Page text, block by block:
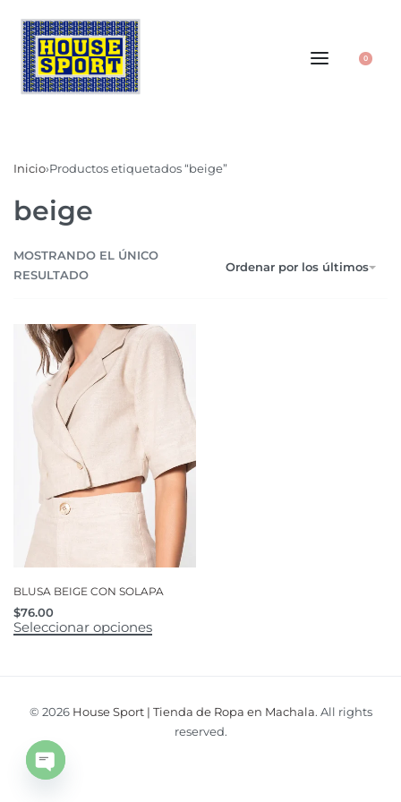
0
Inicio›Productos etiquetados “beige”
beige
MOSTRANDO EL ÚNICO
RESULTADO
Ordenar por los últimos
BLUSA BEIGE CON SOLAPA
$76.00
Seleccionar opciones
© 2026 House Sport | Tienda de Ropa en Machala. All rights
reserved.
Open